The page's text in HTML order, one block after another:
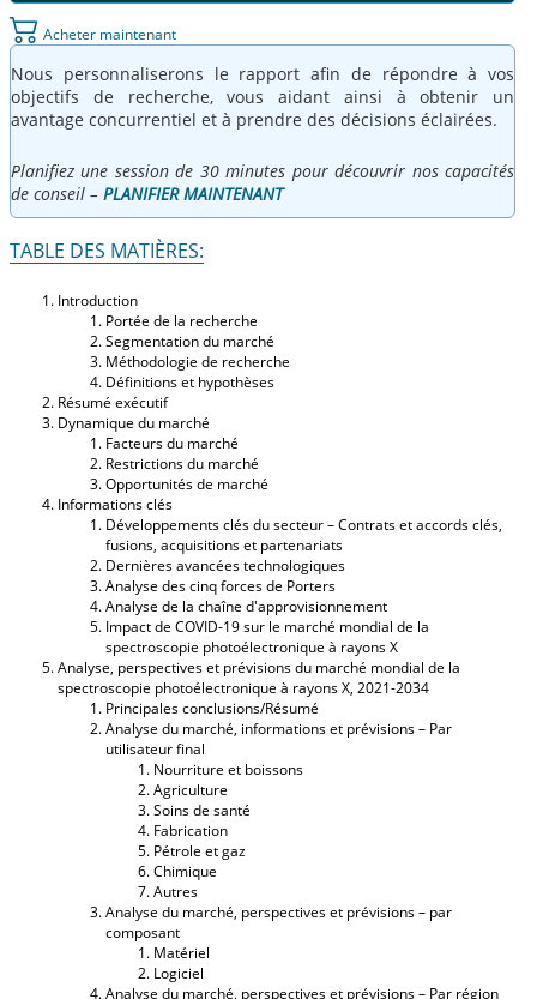
Acheter maintenant
Nous personnaliserons le rapport afin de répondre à vos
objectifs de recherche, vous aidant ainsi à obtenir un
avantage concurrentiel et à prendre des décisions éclairées.
Planifiez une session de 30 minutes pour découvrir nos capacités
de conseil – PLANIFIER MAINTENANT
TABLE DES MATIÈRES:
Introduction
Portée de la recherche
Segmentation du marché
Méthodologie de recherche
Définitions et hypothèses
Résumé exécutif
Dynamique du marché
Facteurs du marché
Restrictions du marché
Opportunités de marché
Informations clés
Développements clés du secteur – Contrats et accords clés,
fusions, acquisitions et partenariats
Dernières avancées technologiques
Analyse des cinq forces de Porters
Analyse de la chaîne d'approvisionnement
Impact de COVID-19 sur le marché mondial de la
spectroscopie photoélectronique à rayons X
Analyse, perspectives et prévisions du marché mondial de la
spectroscopie photoélectronique à rayons X, 2021-2034
Principales conclusions/Résumé
Analyse du marché, informations et prévisions – Par
utilisateur final
Nourriture et boissons
Agriculture
Soins de santé
Fabrication
Pétrole et gaz
Chimique
Autres
Analyse du marché, perspectives et prévisions – par
composant
Matériel
Logiciel
Analyse du marché, perspectives et prévisions – Par région